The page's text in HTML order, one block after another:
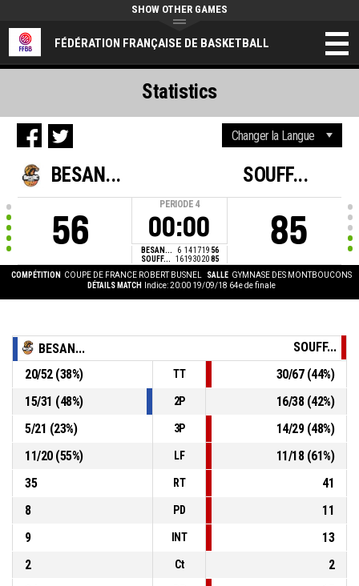
FÉDÉRATION FRANÇAISE DE BASKETBALL
SHOW OTHER GAMES
BESAN...
56
PERIODE 4
00:00
BESAN... 6 141719 56
SOUFF...
1619302085
SOUFF...
85
COMPÉTITION COUPE DE FRANCE ROBERT BUSNEL SALLE GYMNASE DES MONTBOUCONS
DÉTAILS MATCH
Indice: 20:00 19/09/18 64e de finale
Statistics
BESAN...
SOUFF...
20/52(38%) TT 30/67(44%)
15/31 (48%) 2P 16/38(42%)
5/21 (23%) 3P 14/29(48%)
11/20(55%) LF 11/18(61%)
35
RT
41
8
PD
11
9
INT
13
2
Ct
2